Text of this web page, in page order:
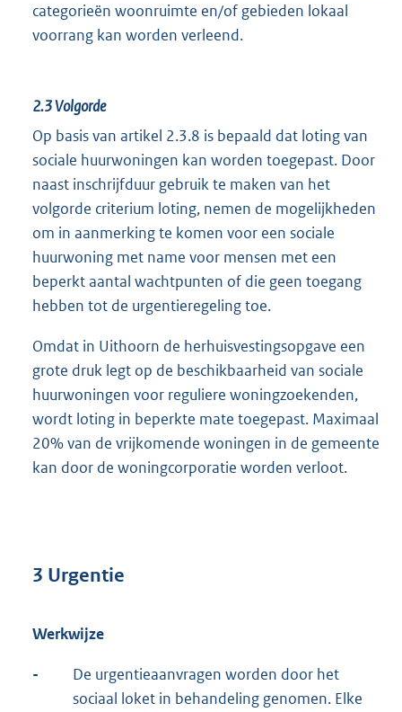
categorieën woonruimte en/of gebieden lokaal
voorrang kan worden verleend.
2.3Volgorde
Op basis van artikel 2.3.8 is bepaald dat loting van
sociale huurwoningen kan worden toegepast. Door
naast inschrijfduur gebruik te maken van het
volgorde criterium loting, nemen de mogelijkheden
om in aanmerking te komen voor een sociale
huurwoning met name voor mensen met een
beperkt aantal wachtpunten of die geen toegang
hebben tot de urgentieregeling toe.
Omdat in Uithoorn de herhuisvestingsopgave een
grote druk legt op de beschikbaarheid van sociale
huurwoningen voor reguliere woningzoekenden,
wordt loting in beperkte mate toegepast. Maximaal
20% van de vrijkomende woningen in de gemeente
kan door de woningcorporatie worden verloot.
3 Urgentie
Werkwijze
-
De urgentieaanvragen worden door het
sociaal loket in behandeling genomen. Elke